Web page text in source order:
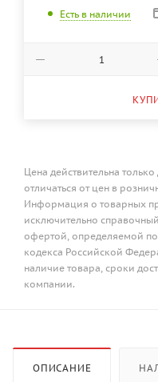
Есть в наличии
Цена действительна
отличаться от цен в
Информация о товарных
исключительно
офертой, определяемой
кодекса Российской
наличие товара, сроки
компании.
ОПИСАНИЕ